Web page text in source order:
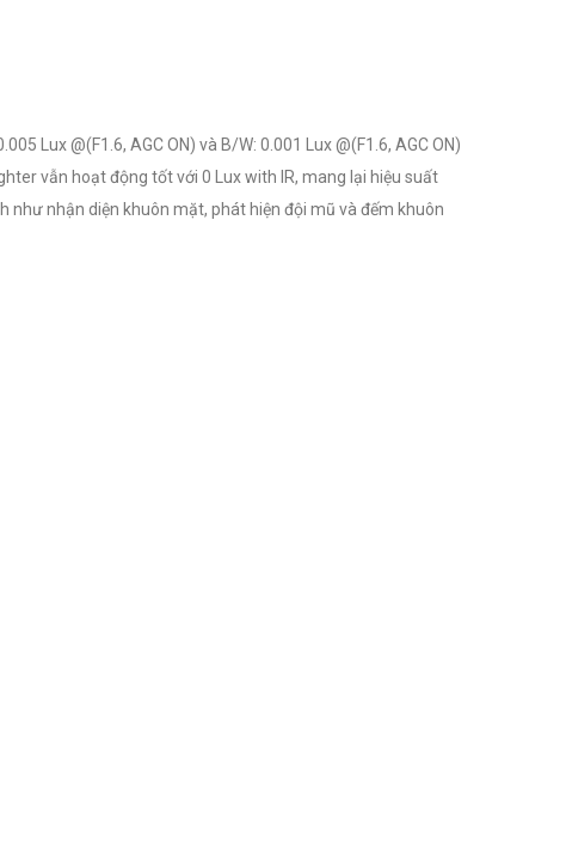
Lux @(F1.6, AGC ON) và B/W: 0.001 Lux @(F1.6, AGC ON)
vẫn hoạt động tốt với 0 Lux with IR, mang lại hiệu suất
như nhận diện khuôn mặt, phát hiện đội mũ và đếm khuôn